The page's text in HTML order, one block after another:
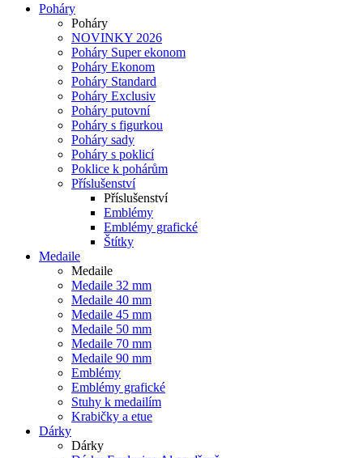
Poháry
Poháry
NOVINKY 2026
Poháry Super ekonom
Poháry Ekonom
Poháry Standard
Poháry Exclusiv
Poháry putovní
Poháry s figurkou
Poháry sady
Poháry s poklicí
Poklice k pohárům
Příslušenství
Příslušenství
Emblémy
Emblémy grafické
Štítky
Medaile
Medaile
Medaile 32 mm
Medaile 40 mm
Medaile 45 mm
Medaile 50 mm
Medaile 70 mm
Medaile 90 mm
Emblémy
Emblémy grafické
Stuhy k medailím
Krabičky a etue
Dárky
Dárky